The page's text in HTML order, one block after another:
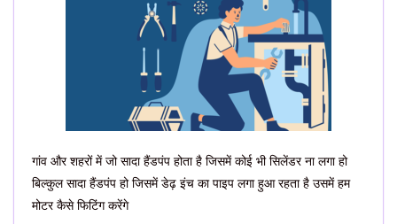
गांव और शहरों में जो सादा हैंडपंप होता है जिसमें कोई भी सिलेंडर ना लगा हो
बिल्कुल सादा हैंडपंप हो जिसमें डेढ़ इंच का पाइप लगा हुआ रहता है उसमें हम
मोटर कैसे फिटिंग करेंगे